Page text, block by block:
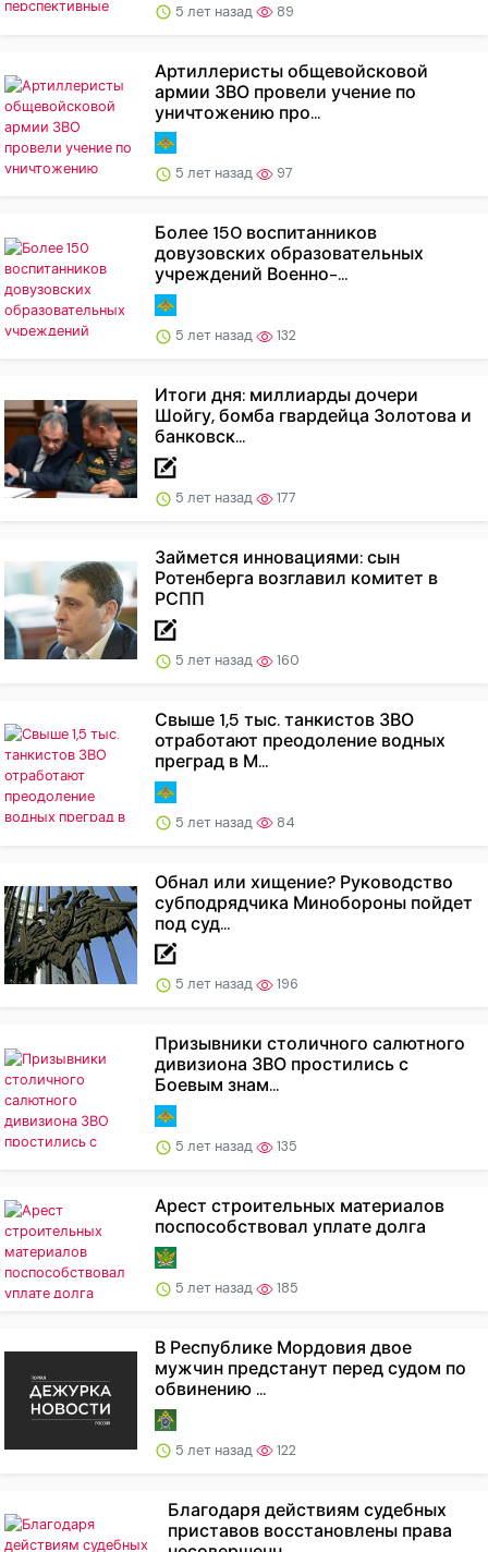
5 лет назад 89
Артиллеристы общевойсковой
армии ЗВО провели учение по
уничтожению про...
5 лет назад 97
Более 150 воспитанников
довузовских образовательных
учреждений Военно-...
5 лет назад 132
Итоги дня: миллиарды дочери
Шойгу, бомба гвардейца Золотова и
банковск...
5 лет назад 177
Займется инновациями: сын
Ротенберга возглавил комитет в
РСПП
5 лет назад 160
Свыше 1,5 тыс. танкистов ЗВО
отработают преодоление водных
преград в М...
5 лет назад 84
Обнал или хищение? Руководство
субподрядчика Минобороны пойдет
под суд...
5 лет назад 196
Призывники столичного салютного
дивизиона ЗВО простились с
Боевым знам...
5 лет назад 135
Арест строительных материалов
поспособствовал уплате долга
5 лет назад 185
В Республике Мордовия двое
мужчин предстанут перед судом по
обвинению ...
5 лет назад 122
Благодаря действиям судебных
приставов восстановлены права